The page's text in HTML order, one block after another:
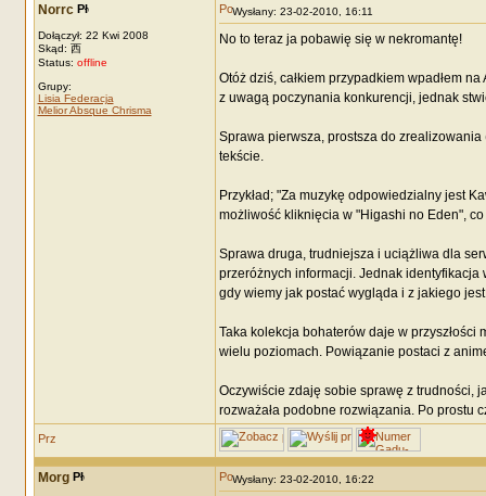
Norrc
Dołączył: 22 Kwi 2008
Skąd: 西
Status: offline
Grupy:
Lisia Federacja
Melior Absque Chrisma
Wysłany: 23-02-2010, 16:11
No to teraz ja pobawię się w nekromantę!
Otóż dziś, całkiem przypadkiem wpadłem
z uwagą poczynania konkurencji, jednak
Sprawa pierwsza, prostsza do
tekście.
Przykład; "Za muzykę odpowiedzialny jest
możliwość kliknięcia w "Higashi no Eden",
Sprawa druga, trudniejsza i uciążliwa dla
przeróżnych informacji. Jednak
gdy wiemy jak postać wygląda i z jakiego
Taka kolekcja bohaterów daje w
wielu poziomach. Powiązanie postaci z
Oczywiście zdaję sobie sprawę z trudności,
rozważała podobne rozwiązania. Po prostu
Morg Wysłany: 23-02-2010, 16:22